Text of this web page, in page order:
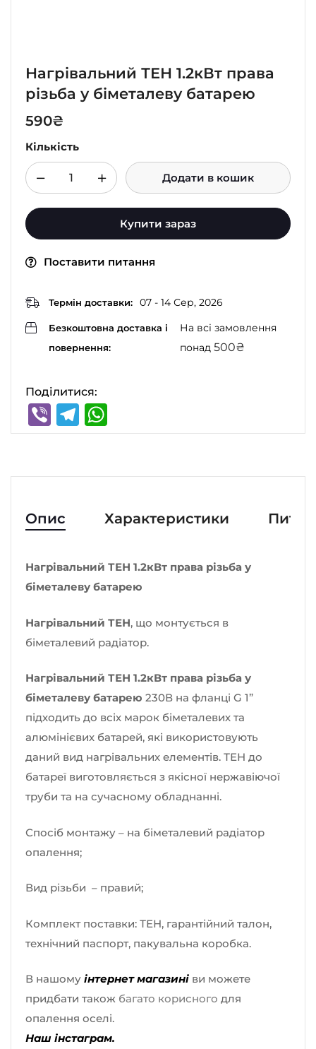
Нагрівальний ТЕН 1.2кВт права
різьба у біметалеву батарею
590₴
Кількість
Додати в кошик
Купити зараз
Поставити питання
Термін доставки: 07 - 14 Сер, 2026
Безкоштовна доставка і
повернення:
На всі замовлення
понад 500₴
Поділитися:
ViberTelegram
Опис Характеристики
Нагрівальний ТЕН 1.2кВт права різьба у
біметалеву батарею
Нагрівальний ТЕН, що монтується в
біметалевий радіатор.
Нагрівальний ТЕН 1.2кВт права різьба у
біметалеву батарею 230В на фланці G 1”
підходить до всіх марок біметалевих та
алюмінієвих батарей, які використовують
даний вид нагрівальних елементів. ТЕН до
батареї виготовляється з якіcної нержавіючої
труби та на сучасному обладнанні.
Спосіб монтажу – на біметалевий радіатор
опалення;
Вид різьби – правий;
Комплект поставки: ТЕН, гарантійний талон,
технічний паспорт, пакувальна коробка.
В нашому інтернет магазині ви можете
придбати також багато корисного для
опалення оселі.
Наш інстаграм.